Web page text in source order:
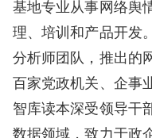
基地专业从事网络舆
理、培训和产品开发
分析师团队，推出的
百家党政机关、企事
智库读本深受领导干
数据领域，致力于政